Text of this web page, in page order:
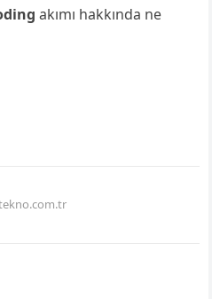
akımı hakkında ne